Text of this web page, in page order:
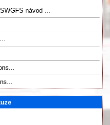
návod ...